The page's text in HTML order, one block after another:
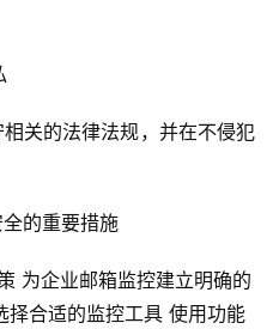
关的法律法规，并在不侵犯
的重要措施
为企业邮箱监控建立明确的
择合适的监控工具 使用功能